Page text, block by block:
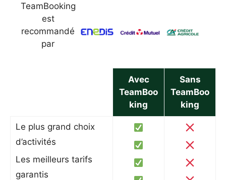
TeamBooking
est
recommandé
par
Avec
TeamBoo
king
Sans
TeamBoo
king
Le plus grand choix
d’activités
Les meilleurs tarifs
garantis